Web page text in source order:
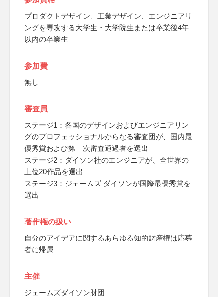
プロダクトデザイン、工業デザイン、エンジニアリ
ングを専攻する大学生・大学院生または卒業後4年
以内の卒業生
参加費
無し
審査員
ステージ1：各国のデザインおよびエンジニアリン
グのプロフェッショナルからなる審査団が、国内最
優秀賞および第一次審査通過者を選出
ステージ2：ダイソン社のエンジニアが、全世界の
上位20作品を選出
ステージ3：ジェームズ ダイソンが国際最優秀賞を
選出
著作権の扱い
自分のアイデアに関するあらゆる知的財産権は応募
者に帰属
主催
ジェームズダイソン財団